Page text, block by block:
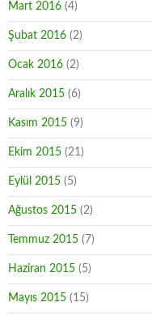
Mart 2016 (4)
Şubat 2016 (2)
Ocak 2016 (2)
Aralık 2015 (6)
Kasım 2015 (9)
Ekim 2015 (21)
Eylül 2015 (5)
Ağustos 2015 (2)
Temmuz 2015 (7)
Haziran 2015 (5)
Mayıs 2015 (15)